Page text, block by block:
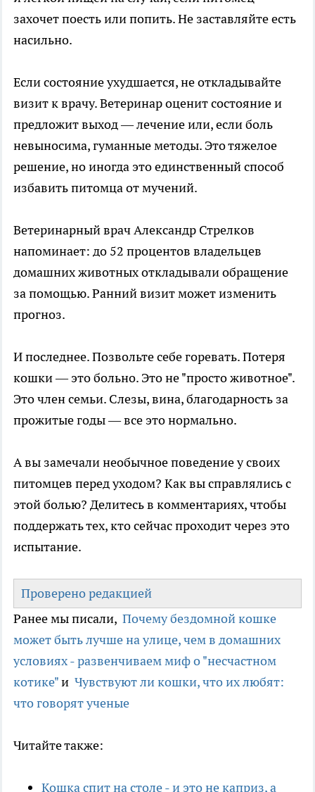
захочет поесть или попить. Не заставляйте есть
насильно.
Если состояние ухудшается, не откладывайте
визит к врачу. Ветеринар оценит состояние и
предложит выход — лечение или, если боль
невыносима, гуманные методы. Это тяжелое
решение, но иногда это единственный способ
избавить питомца от мучений.
Ветеринарный врач Александр Стрелков
напоминает: до 52 процентов владельцев
домашних животных откладывали обращение
за помощью. Ранний визит может изменить
прогноз.
И последнее. Позвольте себе горевать. Потеря
кошки — это больно. Это не "просто животное".
Это член семьи. Слезы, вина, благодарность за
прожитые годы — все это нормально.
А вы замечали необычное поведение у своих
питомцев перед уходом? Как вы справлялись с
этой болью? Делитесь в комментариях, чтобы
поддержать тех, кто сейчас проходит через это
испытание.
Проверено редакцией
Ранее мы писали, Почему бездомной кошке
может быть лучше на улице, чем в домашних
условиях - развенчиваем миф о "несчастном
котике"и Чувствуют ли кошки, что их любят:
что говорят ученые
Читайте также:
Кошка спит на столе - и это не каприз, а